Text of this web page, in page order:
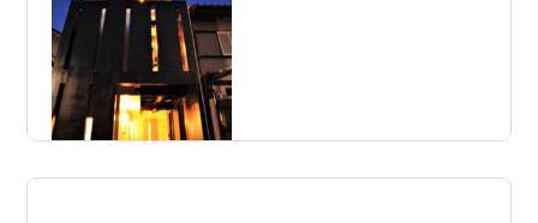
見極めるか
2026年07月20
日
RC造と木造の本質的な違いと、木造で
RC風デザインを実現するための設計戦略